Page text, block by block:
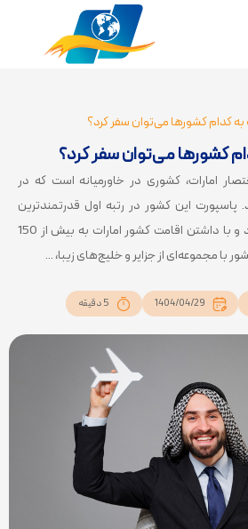
به کدام کشورها می‌توان سفر کرد؟
کشورها می‌توان سفر کرد؟
امارات، کشوری در خاورمیانه است که در
پاسپورت این کشور در رتبه اول قدرتمندترین
پاسپورت‌های جهان قرار دارد و با داشتن اقامت کشور امارات به بیش از 150
با مجموعه‌ای از جزایر و خلیج‌های زیبا، ...
1404/04/29 5 دقیقه